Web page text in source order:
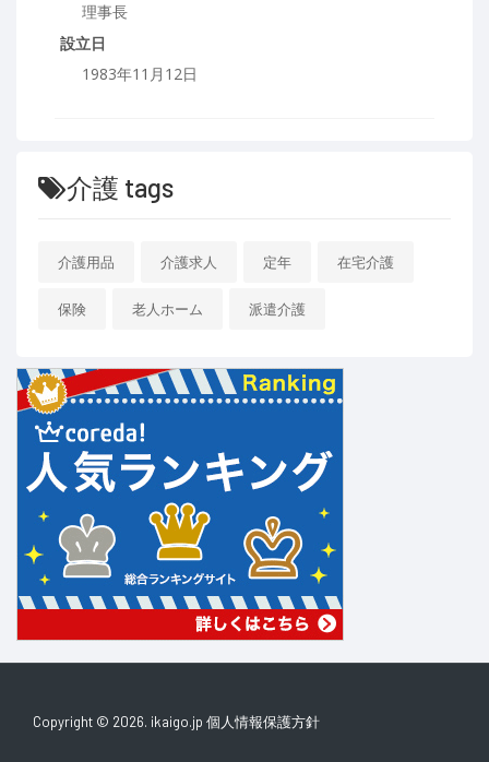
理事長
設立日
1983年11月12日
介護 tags
介護用品 介護求人 定年 在宅介護
保険 老人ホーム 派遣介護
Copyright © 2026. ikaigo.jp 個人情報保護方針